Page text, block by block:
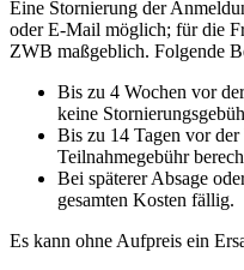
Eine Stornierung der
oder E-Mail möglich; für die
ZWB maßgeblich. Folgende
Bis zu 4 Wochen vor
keine
Bis zu 14 Tagen vor
Teilnahmegebühr
Bei späterer Absage
gesamten Kosten fällig.
Es kann ohne Aufpreis ein